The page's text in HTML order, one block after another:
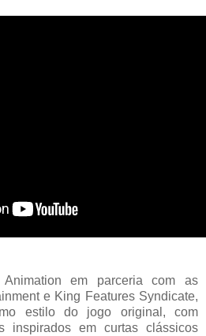
em parceria com as
e King Features Syndicate,
estilo do jogo original, com
inspirados em curtas clássicos